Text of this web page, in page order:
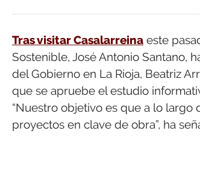
Tras visitar Casalarreina este
Sostenible, José Antonio Santano,
del Gobierno en La Rioja, Beatriz
que se apruebe el estudio
“Nuestro objetivo es que a lo
proyectos en clave de obra”, ha